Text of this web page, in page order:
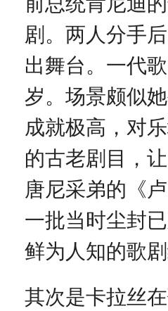
剧。两人分手
出舞台。一代
岁。场景颇似
成就极高，对
的古老剧目，
唐尼采弟的《
一批当时尘封
鲜为人知的歌
其次是卡拉丝